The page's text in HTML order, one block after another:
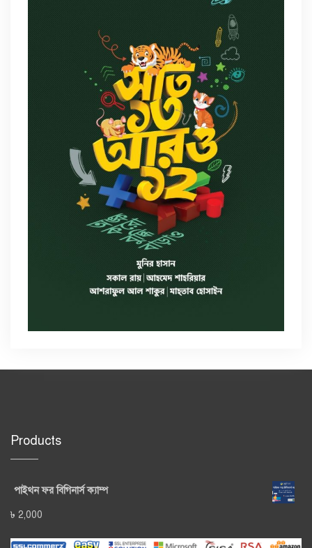
Products
পাইথন ফর বিগিনার্স ক্যাম্প
৳ 2,000